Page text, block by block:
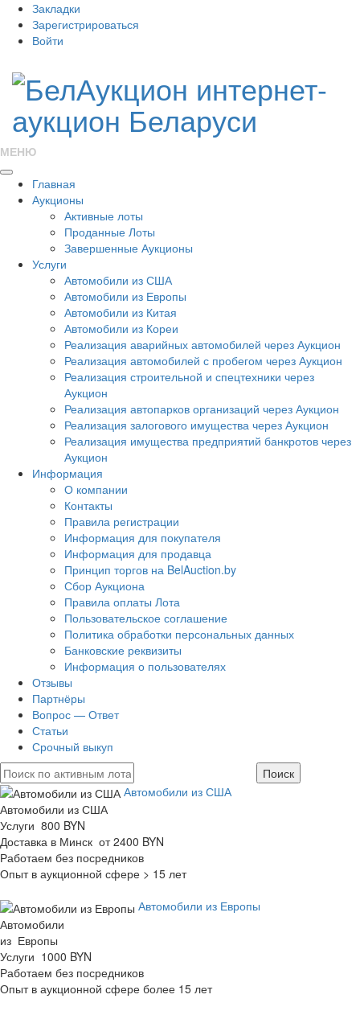
Закладки
Зарегистрироваться
Войти
МЕНЮ
Главная
Аукционы
Активные лоты
Проданные Лоты
Завершенные Аукционы
Услуги
Автомобили из США
Автомобили из Европы
Автомобили из Китая
Автомобили из Кореи
Реализация аварийных автомобилей через Аукцион
Реализация автомобилей с пробегом через Аукцион
Реализация строительной и спецтехники через
Аукцион
Реализация автопарков организаций через Аукцион
Реализация залогового имущества через Аукцион
Реализация имущества предприятий банкротов через
Аукцион
Информация
О компании
Контакты
Правила регистрации
Информация для покупателя
Информация для продавца
Принцип торгов на BelAuction.by
Сбор Аукциона
Правила оплаты Лота
Пользовательское соглашение
Политика обработки персональных данных
Банковские реквизиты
Информация о пользователях
Отзывы
Партнёры
Вопрос — Ответ
Статьи
Срочный выкуп
Автомобили из США
Автомобили из США
Услуги 800 BYN
Доставка в Минск от 2400 BYN
Работаем без посредников
Опыт в аукционной сфере > 15 лет
Автомобили из Европы
Автомобили
из Европы
Услуги 1000 BYN
Работаем без посредников
Опыт в аукционной сфере более 15 лет